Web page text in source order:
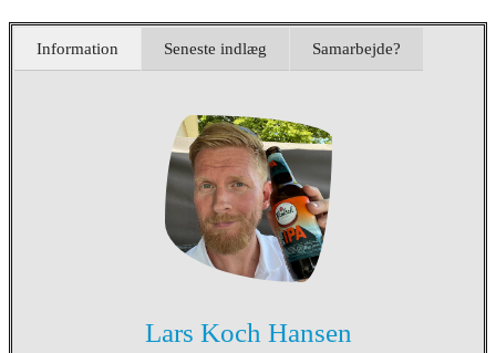
Information Seneste indlæg Samarbejde?
Lars Koch Hansen